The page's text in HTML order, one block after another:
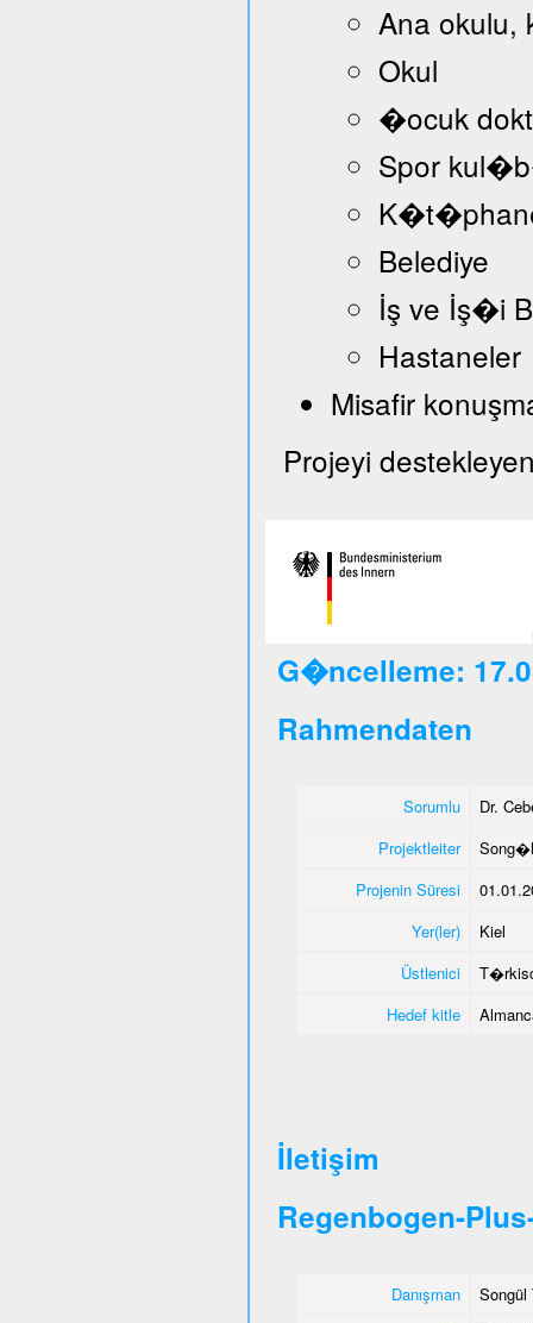
Ana okulu,
Okul
�ocuk
Spor
Belediye
İş ve İş�i
Hastaneler
Misafir
Projeyi
G�ncelleme:
Rahmendaten
Sorumlu
Dr.
Projektleiter
Projenin Süresi
Yer(ler)
Kiel
Üstlenici
Hedef kitle
İletişim
Regenbogen-
Danışman
Songül